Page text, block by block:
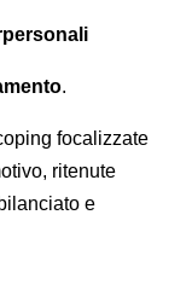
.
focalizzate
ritenute
e